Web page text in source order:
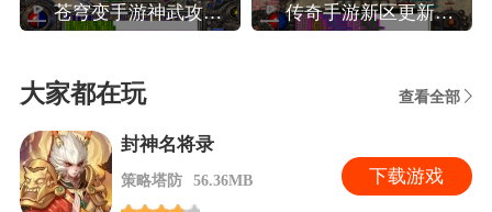
苍穹变手游神武攻略,苍穹变高效玩转装备系统攻略 传奇手游新区更新攻略,热血传奇手机版新区人民币法师玩家晚八点前怎么升40级
大家都在玩 查看全部
封神名将录
策略塔防 56.36MB 下载游戏